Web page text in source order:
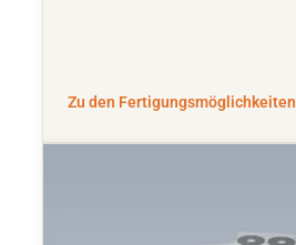
Zu den Fertigungsmöglichkeiten